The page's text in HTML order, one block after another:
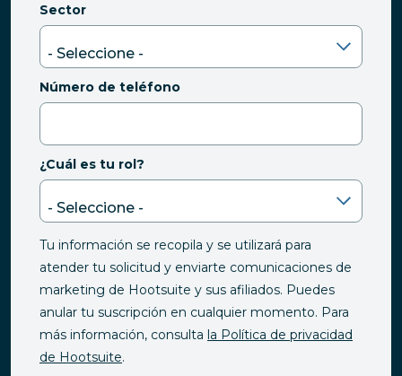
Sector
Número de teléfono
¿Cuál es tu rol?
Tu información se recopila y se utilizará para
atender tu solicitud y enviarte comunicaciones de
marketing de Hootsuite y sus afiliados. Puedes
anular tu suscripción en cualquier momento. Para
más información, consulta la Política de privacidad
de Hootsuite.